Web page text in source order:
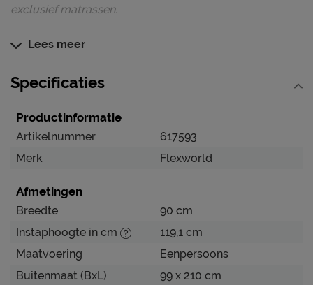
exclusief matrassen.
Dit bed blinkt uit in
Speels stapelbed die past in iedere kinderkamer
Verzorging & Garantie
mooi én schoon houden. Alle schoonmaakinstructies,
evenals de garantie op het kinderbed, kun je terug
Lees meer
Specificaties
Productinformatie
Artikelnummer
617593
Merk
Flexworld
Afmetingen
Breedte
90 cm
Instaphoogte in cm
119,1 cm
Maatvoering
Eenpersoons
Buitenmaat (BxL)
99 x 210 cm